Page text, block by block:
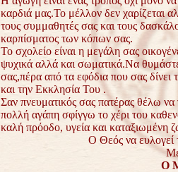
καρδιά μας.Το μέλλον δεν χαρίζεται
τους συμμαθητές σας και τους
καρπίσματος των κόπων σας.
Το σχολείο είναι η μεγάλη σας
ψυχικά αλλά και σωματικά.Να
σας,πέρα από τα εφόδια που σας
και την Εκκλησία Του .
Σαν πνευματικός σας πατέρας θέλω
πολλή αγάπη σφίγγω το χέρι του
καλή πρόοδο, υγεία και καταξιωμένη
Ο Θεός να ευλογεί
Ο